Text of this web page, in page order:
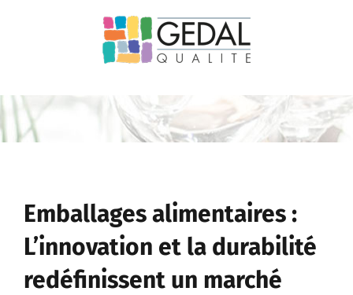
Emballages alimentaires :
L’innovation et la durabilité
redéfinissent un marché